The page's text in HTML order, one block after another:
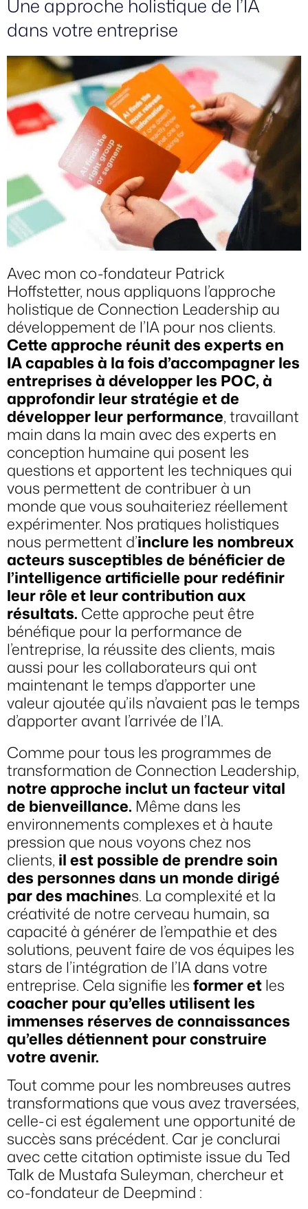
Une approche holistique de l’IA
dans votre entreprise
Avec mon co-fondateur Patrick
Hoffstetter, nous appliquons l’approche
holistique de Connection Leadership au
développement de l’IA pour nos clients.
Cette approche réunit des experts en
IA capables à la fois d’accompagner les
entreprises à développer les POC, à
approfondir leur stratégie et de
développer leur performance, travaillant
main dans la main avec des experts en
conception humaine qui posent les
questions et apportent les techniques qui
vous permettent de contribuer à un
monde que vous souhaiteriez réellement
expérimenter. Nos pratiques holistiques
nous permettent d’inclure les nombreux
acteurs susceptibles de bénéficier de
l’intelligence artificielle pour redéfinir
leur rôle et leur contribution aux
résultats. Cette approche peut être
bénéfique pour la performance de
l’entreprise, la réussite des clients, mais
aussi pour les collaborateurs qui ont
maintenant le temps d’apporter une
valeur ajoutée qu’ils n’avaient pas le temps
d’apporter avant l’arrivée de l’IA.
Comme pour tous les programmes de
transformation de Connection Leadership,
notre approche inclut un facteur vital
de bienveillance. Même dans les
environnements complexes et à haute
pression que nous voyons chez nos
clients, il est possible de prendre soin
des personnes dans un monde dirigé
par des machines. La complexité et la
créativité de notre cerveau humain, sa
capacité à générer de l’empathie et des
solutions, peuvent faire de vos équipes les
stars de l’intégration de l’IA dans votre
entreprise. Cela signifie lesformer etles
coacher pour qu’elles utilisent les
immenses réserves de connaissances
qu’elles détiennent pour construire
votre avenir.
Tout comme pour les nombreuses autres
transformations que vous avez traversées,
celle-ci est également une opportunité de
succès sans précédent. Car je conclurai
avec cette citation optimiste issue duTed
Talk de Mustafa Suleyman, chercheur et
co-fondateur de Deepmind :